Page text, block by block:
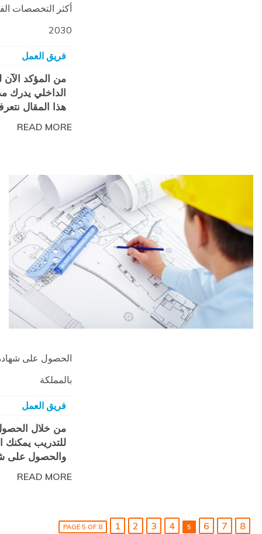
2030
فريق العمل
من المؤكد
الداخلي يدرك
هذا المقال
READ MORE
الحصول على
بالمملكة
فريق العمل
من خلال
للتدريب يمكنك
والحصول على
READ MORE
PAGE 5 OF 8 1 2 3 4 5 6 7 8